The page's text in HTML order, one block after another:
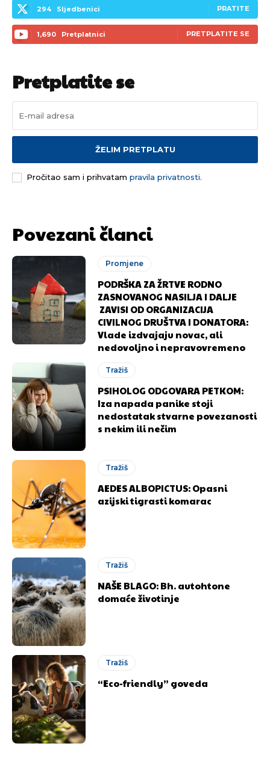
294 Sljedbenici PRATITE
1,690 Pretplatnici PRETPLATITE SE
Pretplatite se
ŽELIM PRETPLATU
Pročitao sam i prihvatam pravila privatnosti.
Povezani članci
Promjene
PODRŠKA ZA ŽRTVE RODNO
ZASNOVANOG NASILJA I DALJE
ZAVISI OD ORGANIZACIJA
CIVILNOG DRUŠTVA I DONATORA:
Vlade izdvajaju novac, ali
nedovoljno i nepravovremeno
Tražiš
PSIHOLOG ODGOVARA PETKOM:
Iza napada panike stoji
nedostatak stvarne povezanosti
s nekim ili nečim
Tražiš
AEDES ALBOPICTUS: Opasni
azijski tigrasti komarac
Tražiš
NAŠE BLAGO: Bh. autohtone
domaće životinje
Tražiš
“Eco-friendly” goveda